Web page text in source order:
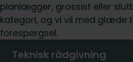
planlægger, grossist eller
kategori, og vi vil med glæde
forespørgsel.
Teknisk rådgivning